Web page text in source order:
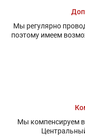
Мы регулярно
поэтому имеем
Мы компенсируем